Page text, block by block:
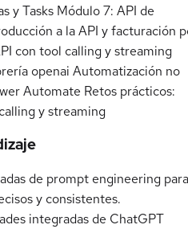
y Tasks Módulo 7: API de
a la API y facturación
con tool calling y streaming
openai Automatización no
Automate Retos prácticos:
y streaming
de prompt engineering para
y consistentes.
integradas de ChatGPT